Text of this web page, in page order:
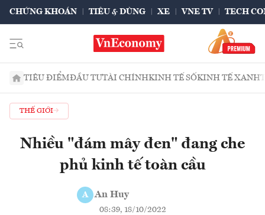
CHỨNG KHOÁN TIÊU & DÙNG XE VNE TV TECH
TIÊU ĐIỂMĐẦU TƯTÀI CHÍNHKINH TẾ SỐKINH TẾ XANH
THẾ GIỚI
Nhiều "đám mây đen" đang che
phủ kinh tế toàn cầu
A An Huy
08:39, 18/10/2022